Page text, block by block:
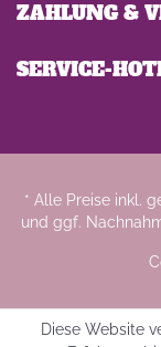
SERVICE-
ZAHLUNG &
* Alle Preise inkl.
und ggf.
Diese Website